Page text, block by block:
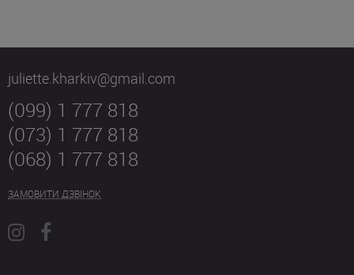
juliette.kharkiv@gmail.com
(099) 1 777 818
(073) 1 777 818
(068) 1 777 818
ЗАМОВИТИ ДЗВІНОК